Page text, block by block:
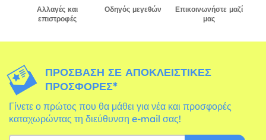
Αλλαγές και
επιστροφές
Οδηγός μεγεθών
Επικοινωνήστε μαζί
μας
ΠΡΌΣΒΑΣΗ ΣΕ ΑΠΟΚΛΕΙΣΤΙΚΈΣ
ΠΡΟΣΦΟΡΈΣ*
Γίνετε ο πρώτος που θα μάθει για νέα και προσφορές
καταχωρώντας τη διεύθυνση e-mail σας!